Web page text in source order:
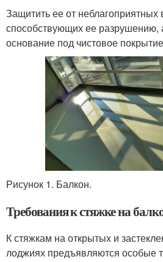
Защитить ее от неблагоприятных
способствующих ее разрушению,
основание под чистовое
Рисунок 1. Балкон.
Требования к стяжке на
К стяжкам на открытых и
лоджиях предъявляются особые